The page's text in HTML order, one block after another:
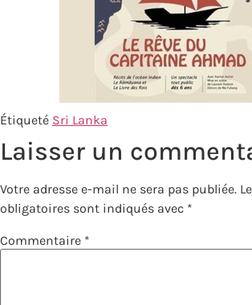
Étiqueté Sri Lanka
Laisser un
Votre adresse e-mail ne sera pas publiée.
obligatoires sont indiqués avec *
Commentaire *